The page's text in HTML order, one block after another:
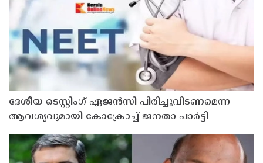
ദേശീയ ടെസ്റ്റിംഗ് ഏജന്‍സി പിരിച്ചുവിടണമെന്ന
ആവശ്യവുമായി കോക്രോച്ച് ജനതാ പാര്‍ട്ടി